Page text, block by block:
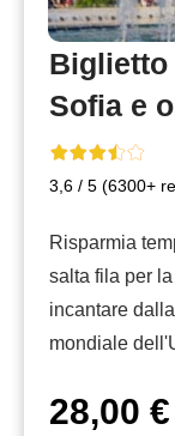
Biglietto
Sofia e
3,6 / 5 (6300+
Risparmia
salta fila per
incantare
mondiale
28,00 €